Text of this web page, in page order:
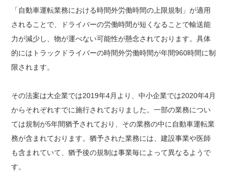
「自動車運転業務における時間外労働時間の上限規制」が適用
されることで、ドライバーの労働時間が短くなることで輸送能
力が減少し、物が運べない可能性が懸念されております。具体
的にはトラックドライバーの時間外労働時間が年間960時間に制
限されます。
その法案は大企業では2019年4月より、中小企業では2020年4月
からそれぞれすでに施行されておりました。一部の業務につい
ては規制が5年間猶予されており、その業務の中に自動車運転業
務が含まれております。猶予された業務には、建設事業や医師
も含まれていて、猶予後の規制は事業毎によって異なるようで
す。